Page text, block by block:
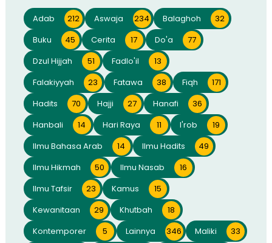
Adab 212 Aswaja 234 Balaghoh
32
Buku
45 Cerita 17 Do'a
77
Dzul Hijjah
51 Fadlo'il
13
Falakiyyah
23 Fatawa 38 Fiqh
171
Hadits
70 Hajji 27 Hanafi
36
Hanbali
14 Hari Raya 11 I'rob
19
Ilmu Bahasa Arab
14 Ilmu Hadits
49
Ilmu Hikmah
50 Ilmu Nasab
16
Ilmu Tafsir
23 Kamus
15
Kewanitaan
29 Khutbah
18
Kontemporer
5 Lainnya 346 Maliki
33